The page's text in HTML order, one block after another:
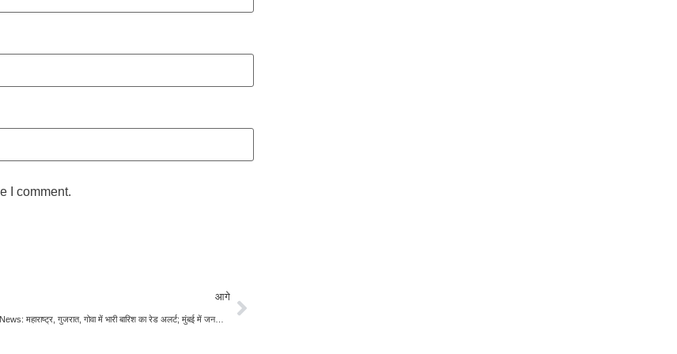
I comment.
आगे
Latest Weather News: महाराष्‍ट्र, गुजरात, गोवा में भारी बारिश का रेड अलर्ट; मुंबई में जनजीवन अस्त-व्‍यस्‍त, 21 की मौत